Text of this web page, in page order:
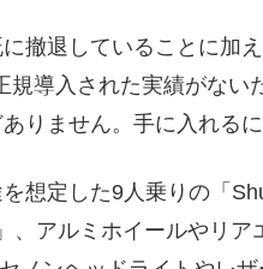
撤退していることに加
規導入された実績がな
りません。手に入れる
想定した9人乗りの「
、アルミホイールやリ